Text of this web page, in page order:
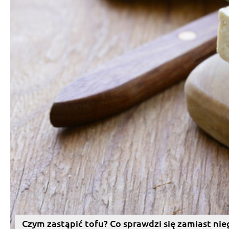
Czym zastąpić tofu? Co sprawdzi się zamiast